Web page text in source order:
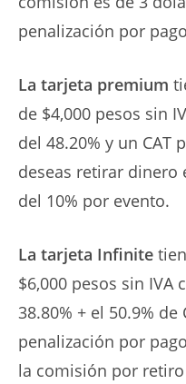
penalización por
La tarjeta premium
de $4,000 pesos sin
del 48.20% y un CAT
deseas retirar dinero
del 10% por evento.
La tarjeta Infinite
$6,000 pesos sin IVA
38.80% + el 50.9%
penalización por
la comisión por